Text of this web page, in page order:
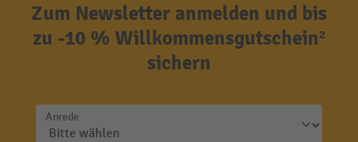
Zum Newsletter anmelden und bis
zu -10 % Willkommensgutschein²
sichern
Anrede